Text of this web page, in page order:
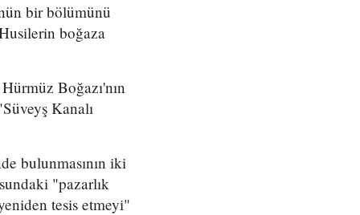
bir bölümünü
boğaza
Boğazı'nın
Kanalı
bulunmasının iki
"pazarlık
tesis etmeyi"